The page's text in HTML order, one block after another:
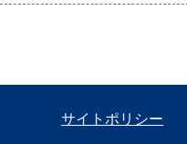
サイトポリシー